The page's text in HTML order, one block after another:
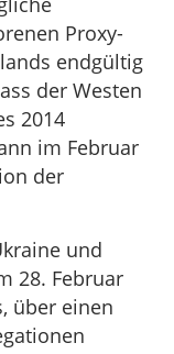
Proxy-
endgültig
der Westen
2014
im Februar
der
und
28. Februar
über einen